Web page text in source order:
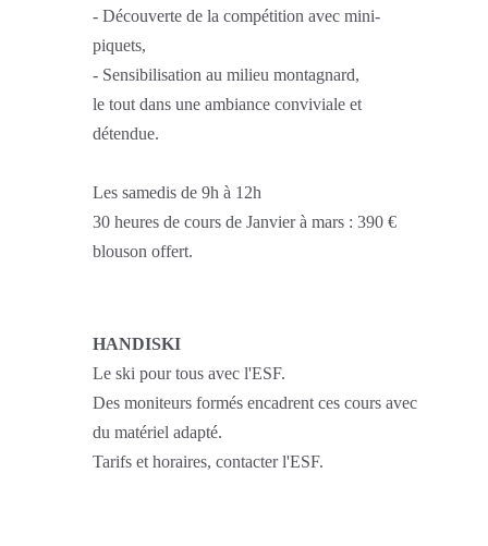
- Découverte de la compétition avec mini-
piquets,
- Sensibilisation au milieu montagnard,
le tout dans une ambiance conviviale et
détendue.
Les samedis de 9h à 12h
30 heures de cours de Janvier à mars : 390 €
blouson offert.
HANDISKI
Le ski pour tous avec l'ESF.
Des moniteurs formés encadrent ces cours avec
du matériel adapté.
Tarifs et horaires, contacter l'ESF.